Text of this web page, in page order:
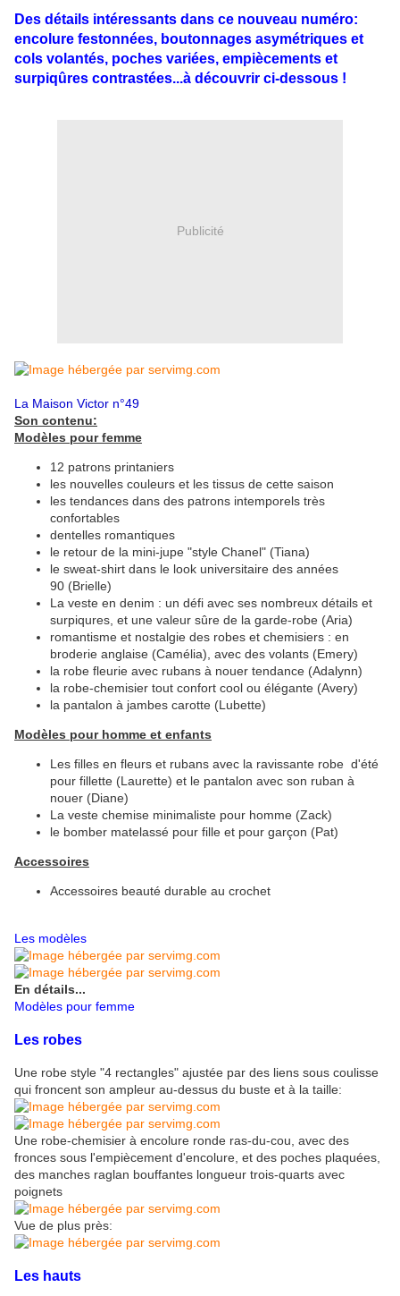
Des détails intéressants dans ce nouveau numéro:
encolure festonnées, boutonnages asymétriques et
cols volantés, poches variées, empiècements et
surpiqûres contrastées...à découvrir ci-dessous !
Publicité
La Maison Victor n°49
Son contenu:
Modèles pour femme
12 patrons printaniers
les nouvelles couleurs et les tissus de cette saison
les tendances dans des patrons intemporels très
confortables
dentelles romantiques
le retour de la mini-jupe "style Chanel" (Tiana)
le sweat-shirt dans le look universitaire des années
90 (Brielle)
La veste en denim : un défi avec ses nombreux détails et
surpiqures, et une valeur sûre de la garde-robe (Aria)
romantisme et nostalgie des robes et chemisiers : en
broderie anglaise (Camélia), avec des volants (Emery)
la robe fleurie avec rubans à nouer tendance (Adalynn)
la robe-chemisier tout confort cool ou élégante (Avery)
la pantalon à jambes carotte (Lubette)
Modèles pour homme et enfants
Les filles en fleurs et rubans avec la ravissante robe d'été
pour fillette (Laurette) et le pantalon avec son ruban à
nouer (Diane)
La veste chemise minimaliste pour homme (Zack)
le bomber matelassé pour fille et pour garçon (Pat)
Accessoires
Accessoires beauté durable au crochet
Les modèles
En détails...
Modèles pour femme
Les robes
Une robe style "4 rectangles" ajustée par des liens sous coulisse
qui froncent son ampleur au-dessus du buste et à la taille:
Une robe-chemisier à encolure ronde ras-du-cou, avec des
fronces sous l'empiècement d'encolure, et des poches plaquées,
des manches raglan bouffantes longueur trois-quarts avec
poignets
Vue de plus près:
Les hauts